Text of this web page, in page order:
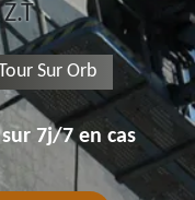
Sur Orb
7j/7 en cas